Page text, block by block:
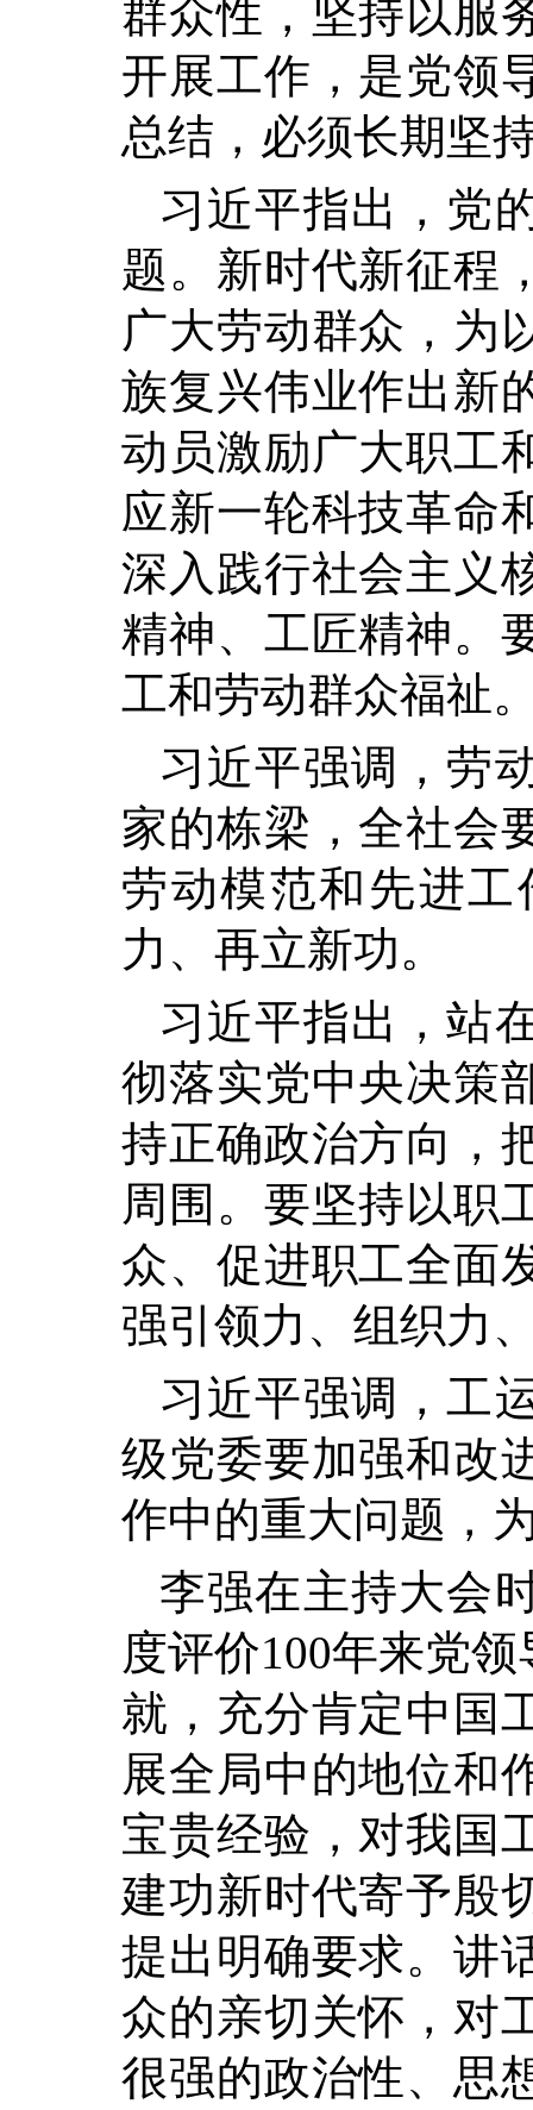
群众性，坚持以服
开展工作，是党领
总结，必须长期坚
习近平指出，党
题。新时代新征程
广大劳动群众，为
族复兴伟业作出新
动员激励广大职工
应新一轮科技革命
深入践行社会主义
精神、工匠精神。
工和劳动群众福祉
习近平强调，劳
家的栋梁，全社会
劳动模范和先进
力、再立新功。
习近平指出，站
彻落实党中央决策
持正确政治方向，
周围。要坚持以职
众、促进职工全面
强引领力、组织力
习近平强调，工
级党委要加强和改
作中的重大问题，
李强在主持大会
度评价100年来党
就，充分肯定中国
展全局中的地位和
宝贵经验，对我国
建功新时代寄予殷
提出明确要求。讲
众的亲切关怀，对
很强的政治性、思